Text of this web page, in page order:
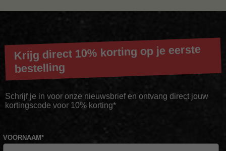
Krijg direct 10% korting op je eerste
bestelling
Schrijf je in voor onze nieuwsbrief en ontvang direct jouw
kortingscode voor 10% korting*
VOORNAAM*